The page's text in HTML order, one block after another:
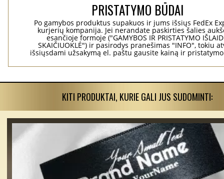
PRISTATYMO BŪDAI
Po gamybos produktus supakuos ir jums išsiųs FedEx
kurjerių kompanija. Jei nerandate paskirties šalies
esančioje formoje ("GAMYBOS IR PRISTATYMO
SKAIČIUOKLĖ") ir pasirodys pranešimas "INFO", tokiu
išsiųsdami užsakymą el. paštu gausite kainą ir
KITI PRODUKTAI, KURIE GALI JUS SUDOMINTI: